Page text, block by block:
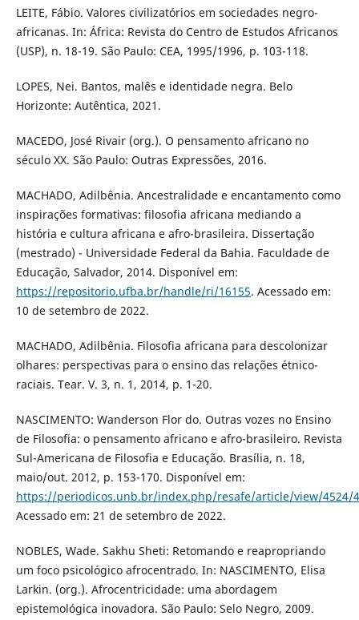
LEITE, Fábio. Valores civilizatórios em sociedades negro-
africanas. In: África: Revista do Centro de Estudos Africanos
(USP), n. 18-19. São Paulo: CEA, 1995/1996, p. 103-118.
LOPES, Nei. Bantos, malês e identidade negra. Belo
Horizonte: Autêntica, 2021.
MACEDO, José Rivair (org.). O pensamento africano no
século XX. São Paulo: Outras Expressões, 2016.
MACHADO, Adilbênia. Ancestralidade e encantamento como
inspirações formativas: filosofia africana mediando a
história e cultura africana e afro-brasileira. Dissertação
(mestrado) - Universidade Federal da Bahia. Faculdade de
Educação, Salvador, 2014. Disponível em:
https://repositorio.ufba.br/handle/ri/16155. Acessado em:
10 de setembro de 2022.
MACHADO, Adilbênia. Filosofia africana para descolonizar
olhares: perspectivas para o ensino das relações étnico-
raciais. Tear. V. 3, n. 1, 2014, p. 1-20.
NASCIMENTO: Wanderson Flor do. Outras vozes no Ensino
de Filosofia: o pensamento africano e afro-brasileiro. Revista
Sul-Americana de Filosofia e Educação. Brasília, n. 18,
maio/out. 2012, p. 153-170. Disponível em:
https://periodicos.unb.br/index.php/resafe/article/view/4524/
Acessado em: 21 de setembro de 2022.
NOBLES, Wade. Sakhu Sheti: Retomando e reapropriando
um foco psicológico afrocentrado. In: NASCIMENTO, Elisa
Larkin. (org.). Afrocentricidade: uma abordagem
epistemológica inovadora. São Paulo: Selo Negro, 2009.